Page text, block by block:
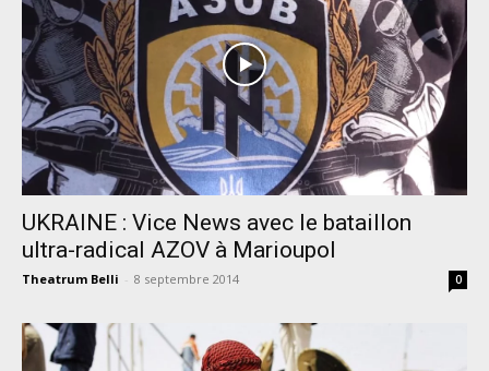
UKRAINE : Vice News avec le bataillon
ultra-radical AZOV à Marioupol
Theatrum Belli - 8 septembre 2014 0